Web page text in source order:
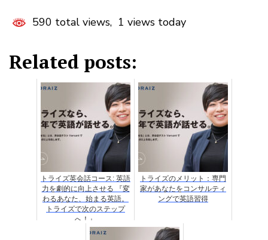
590 total views, 1 views today
Related posts:
トライズ英会話コース: 英語
力を劇的に向上させる 『変
わるあなた、始まる英語。
トライズで次のステップ
へ！』
トライズのメリット：専門
家があなたをコンサルティ
ングで英語習得